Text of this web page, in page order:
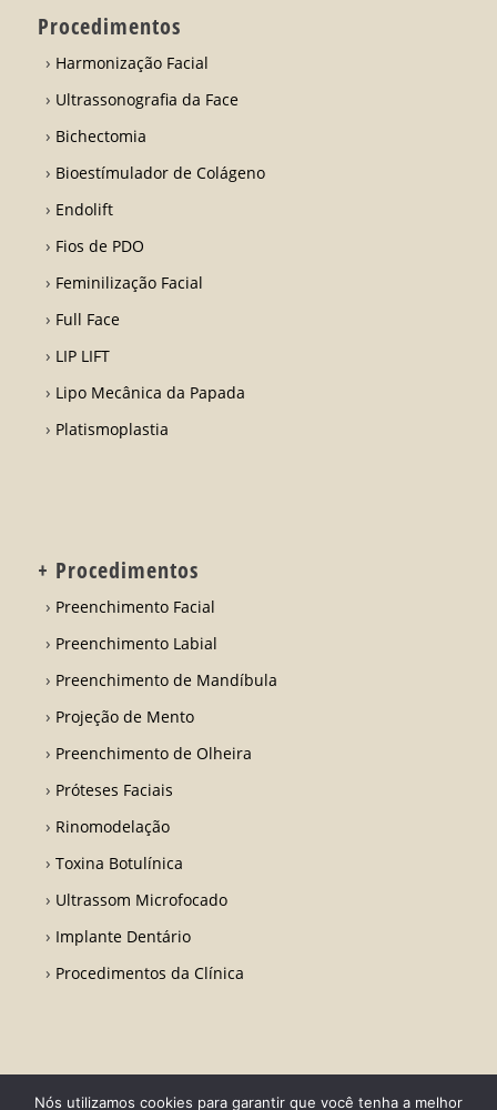
Procedimentos
Harmonização Facial
Ultrassonografia da Face
Bichectomia
Bioestímulador de Colágeno
Endolift
Fios de PDO
Feminilização Facial
Full Face
LIP LIFT
Lipo Mecânica da Papada
Platismoplastia
+ Procedimentos
Preenchimento Facial
Preenchimento Labial
Preenchimento de Mandíbula
Projeção de Mento
Preenchimento de Olheira
Próteses Faciais
Rinomodelação
Toxina Botulínica
Ultrassom Microfocado
Implante Dentário
Procedimentos da Clínica
Nós utilizamos cookies para garantir que você tenha a melhor